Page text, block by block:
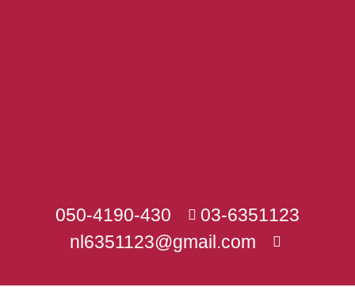
03-6351123
050-4190-430
nl6351123@gmail.com